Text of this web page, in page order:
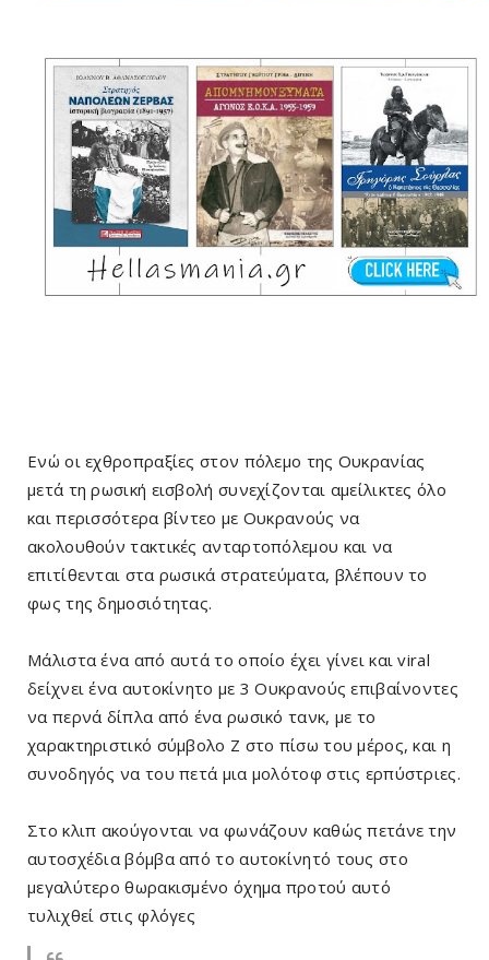
Ενώ οι εχθροπραξίες στον πόλεμο της Ουκρανίας
μετά τη ρωσική εισβολή συνεχίζονται αμείλικτες όλο
και περισσότερα βίντεο με Ουκρανούς να
ακολουθούν τακτικές ανταρτοπόλεμου και να
επιτίθενται στα ρωσικά στρατεύματα, βλέπουν το
φως της δημοσιότητας.
Μάλιστα ένα από αυτά το οποίο έχει γίνει και viral
δείχνει ένα αυτοκίνητο με 3 Ουκρανούς επιβαίνοντες
να περνά δίπλα από ένα ρωσικό τανκ, με το
χαρακτηριστικό σύμβολο Ζ στο πίσω του μέρος, και η
συνοδηγός να του πετά μια μολότοφ στις ερπύστριες.
Στο κλιπ ακούγονται να φωνάζουν καθώς πετάνε την
αυτοσχέδια βόμβα από το αυτοκίνητό τους στο
μεγαλύτερο θωρακισμένο όχημα προτού αυτό
τυλιχθεί στις φλόγες